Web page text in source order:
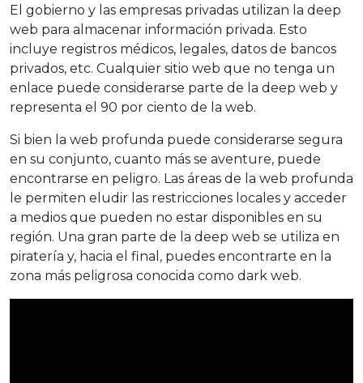
El gobierno y las empresas privadas utilizan la deep
web para almacenar información privada. Esto
incluye registros médicos, legales, datos de bancos
privados, etc. Cualquier sitio web que no tenga un
enlace puede considerarse parte de la deep web y
representa el 90 por ciento de la web.
Si bien la web profunda puede considerarse segura
en su conjunto, cuanto más se aventure, puede
encontrarse en peligro. Las áreas de la web profunda
le permiten eludir las restricciones locales y acceder
a medios que pueden no estar disponibles en su
región. Una gran parte de la deep web se utiliza en
piratería y, hacia el final, puedes encontrarte en la
zona más peligrosa conocida como dark web.